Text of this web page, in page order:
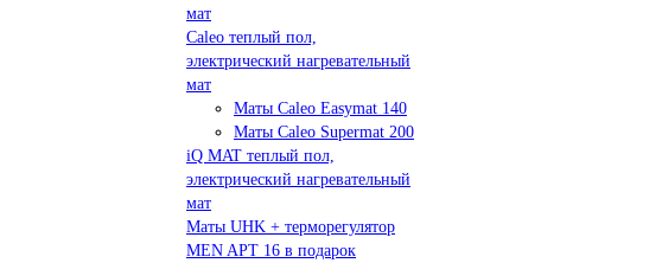
мат
Caleo теплый пол,
электрический нагревательный
мат
Маты Caleo Easymat 140
Маты Caleo Supermat 200
iQ MAT теплый пол,
электрический нагревательный
мат
Маты UHK + терморегулятор
MEN APT 16 в подарок